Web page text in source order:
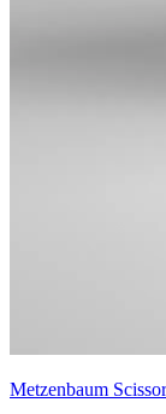
Metzenbaum